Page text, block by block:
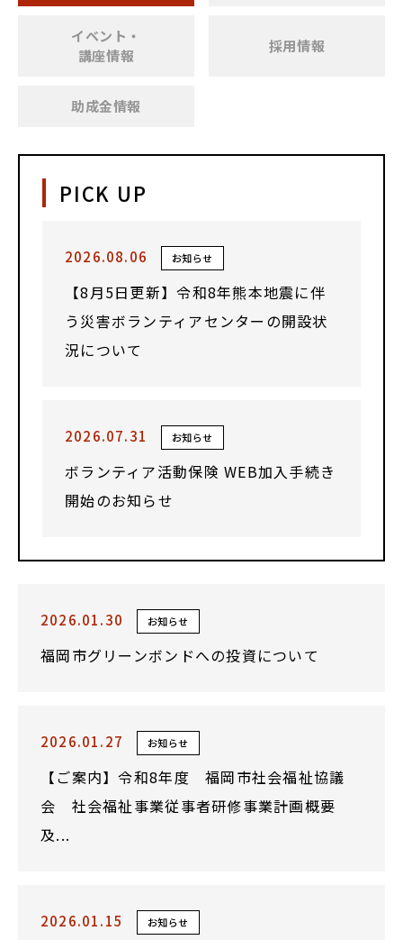
イベント・
講座情報
採用情報
助成金情報
PICK UP
2026.08.06 お知らせ
【8月5日更新】令和8年熊本地震に伴
う災害ボランティアセンターの開設状
況について
2026.07.31 お知らせ
ボランティア活動保険 WEB加入手続き
開始のお知らせ
2026.01.30 お知らせ
福岡市グリーンボンドへの投資について
2026.01.27 お知らせ
【ご案内】令和8年度 福岡市社会福祉協議
会 社会福祉事業従事者研修事業計画概要
及...
2026.01.15 お知らせ